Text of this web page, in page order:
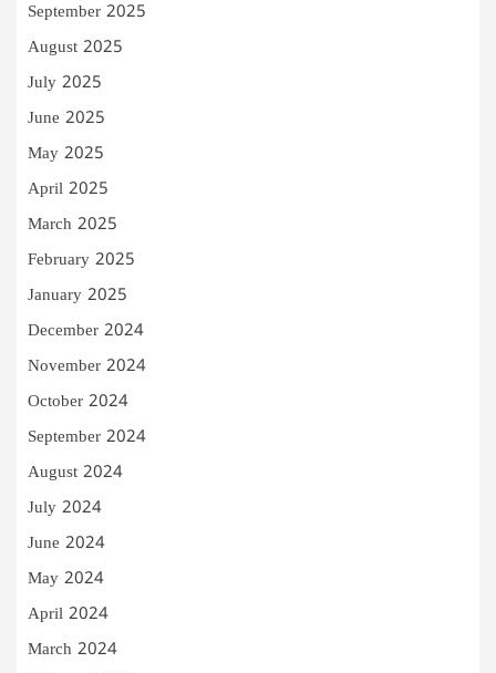
September 2025
August 2025
July 2025
June 2025
May 2025
April 2025
March 2025
February 2025
January 2025
December 2024
November 2024
October 2024
September 2024
August 2024
July 2024
June 2024
May 2024
April 2024
March 2024